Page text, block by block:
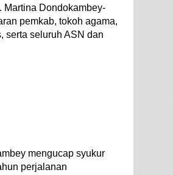
Martina Dondokambey-
pemkab, tokoh agama,
serta seluruh ASN dan
mengucap syukur
perjalanan